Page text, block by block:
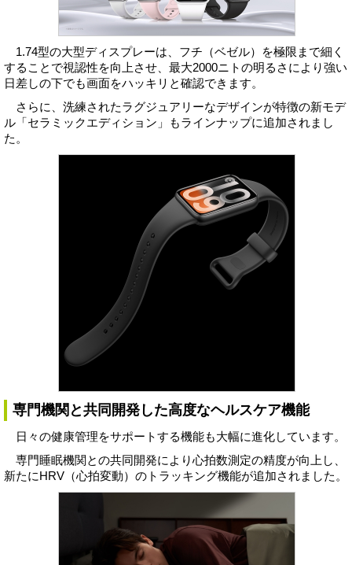
1.74型の大型ディスプレーは、フチ（ベゼル）を極限まで細く
することで視認性を向上させ、最大2000ニトの明るさにより強い
日差しの下でも画面をハッキリと確認できます。
さらに、洗練されたラグジュアリーなデザインが特徴の新モデ
ル「セラミックエディション」もラインナップに追加されまし
た。
専門機関と共同開発した高度なヘルスケア機能
日々の健康管理をサポートする機能も大幅に進化しています。
専門睡眠機関との共同開発により心拍数測定の精度が向上し、
新たにHRV（心拍変動）のトラッキング機能が追加されました。